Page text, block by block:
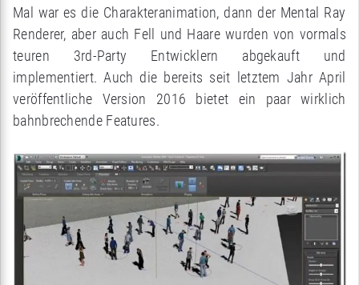
Mal war es die Charakteranimation, dann der Mental Ray
Renderer, aber auch Fell und Haare wurden von vormals
teuren 3rd-Party Entwicklern abgekauft und
implementiert. Auch die bereits seit letztem Jahr April
veröffentliche Version 2016 bietet ein paar wirklich
bahnbrechende Features.